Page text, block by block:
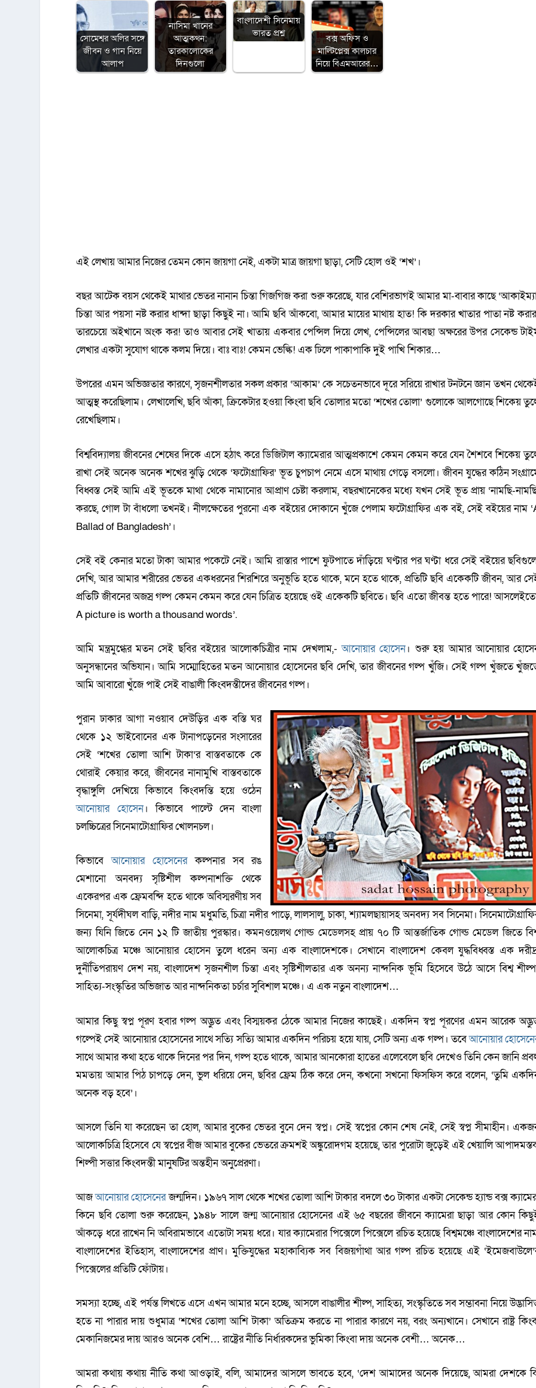
সোমেশ্বর অলির সঙ্গে
জীবন ও গান নিয়ে
আলাপ
নাসিমা খানের
আত্মকথন:
তারকালোকের
দিনগুলো
বাংলাদেশী সিনেমায়
ভারত প্রশ্ন
বক্স অফিস ও
মাল্টিপ্লেক্স কালচার
নিয়ে বিএমআরের…
এই লেখায় আমার নিজের তেমন কোন জায়গা নেই, একটা মাত্র জায়গা ছাড়া, সেটি হোল ওই ‘শখ’।
বছর আটেক বয়স থেকেই মাথার ভেতর নানান চিন্তা গিজগিজ করা শুরু করেছে, যার বেশিরভাগই আমার মা-বাবার কাছে
চিন্তা আর পয়সা নষ্ট করার ধান্দা ছাড়া কিছুই না। আমি ছবি আঁকবো, আমার মায়ের মাথায় হাত! কি দরকার খাতার পাতা নষ্ট
তারচেয়ে অইখানে অংক কর! তাও আবার সেই খাতায় একবার পেন্সিল দিয়ে লেখ, পেন্সিলের আবছা অক্ষরের উপর সেকেন্ড
লেখার একটা সুযোগ থাকে কলম দিয়ে। বাঃ বাঃ! কেমন ভেল্কি! এক ঢিলে পাকাপাকি দুই পাখি শিকার…
উপরের এমন অভিজ্ঞতার কারণে, সৃজনশীলতার সকল প্রকার ‘আকাম’ কে সচেতনভাবে দূরে সরিয়ে রাখার টনটনে জ্ঞান তখন
আত্মস্থ করেছিলাম। লেখালেখি, ছবি আঁকা, ক্রিকেটার হওয়া কিংবা ছবি তোলার মতো ‘শখের তোলা’ গুলোকে আলগোছে শিকেয়
রেখেছিলাম।
বিশ্ববিদ্যালয় জীবনের শেষের দিকে এসে হঠাৎ করে ডিজিটাল ক্যামেরার আত্মপ্রকাশে কেমন কেমন করে যেন শৈশবে শিকেয়
রাখা সেই অনেক অনেক শখের ঝুড়ি থেকে ‘ফটোগ্রাফির’ ভূত চুপচাপ নেমে এসে মাথায় গেড়ে বসলো। জীবন যুদ্ধের কঠিন
বিধ্বস্ত সেই আমি এই ভূতকে মাথা থেকে নামানোর আপ্রাণ চেষ্টা করলাম, বছরখানেকের মধ্যে যখন সেই ভূত প্রায় ‘নামছি-
করছে, গোল টা বাঁধলো তখনই। নীলক্ষেতের পুরনো এক বইয়ের দোকানে খুঁজে পেলাম ফটোগ্রাফির এক বই, সেই বইয়ের নাম
Ballad of Bangladesh’।
সেই বই কেনার মতো টাকা আমার পকেটে নেই। আমি রাস্তার পাশে ফুটপাতে দাঁড়িয়ে ঘণ্টার পর ঘণ্টা ধরে সেই বইয়ের
দেখি, আর আমার শরীরের ভেতর একধরনের শিরশিরে অনুভূতি হতে থাকে, মনে হতে থাকে, প্রতিটি ছবি একেকটি জীবন, আর
প্রতিটি জীবনের অজস্র গল্প কেমন কেমন করে যেন চিত্রিত হয়েছে ওই একেকটি ছবিতে। ছবি এতো জীবন্ত হতে পারে!
A picture is worth a thousand words’.
আমি মন্ত্রমুগ্ধের মতন সেই ছবির বইয়ের আলোকচিত্রীর নাম দেখলাম,-আনোয়ার হোসেন। শুরু হয় আমার আনোয়ার
অনুসন্ধানের অভিযান। আমি সম্মোহিতের মতন আনোয়ার হোসেনের ছবি দেখি, তার জীবনের গল্প খুঁজি। সেই গল্প খুঁজতে
আমি আবারো খুঁজে পাই সেই বাঙালী কিংবদন্তীদের জীবনের গল্প।
পুরান ঢাকার আগা নওয়াব দেউড়ির এক বস্তি ঘর
থেকে ১২ ভাইবোনের এক টানাপড়েনের সংসারের
সেই ‘শখের তোলা আশি টাকা’র বাস্তবতাকে কে
থোরাই কেয়ার করে, জীবনের নানামুখি বাস্তবতাকে
বৃদ্ধাঙ্গুলি দেখিয়ে কিভাবে কিংবদন্তি হয়ে ওঠেন
আনোয়ার হোসেন। কিভাবে পাল্টে দেন বাংলা
চলচ্চিত্রের সিনেমাটোগ্রাফির খোলনচল।
কিভাবেআনোয়ার হোসেনেরকল্পনার সব রঙ
মেশানো অনবদ্য সৃষ্টিশীল কল্পনাশক্তি থেকে
একেরপর এক ফ্রেমবন্দি হতে থাকে অবিস্মরণীয় সব
সিনেমা, সূর্যদীঘল বাড়ি, নদীর নাম মধুমতি, চিত্রা নদীর পাড়ে, লালসালু, চাকা, শ্যামলছায়াসহ অনবদ্য সব সিনেমা।
জন্য যিনি জিতে নেন ১২ টি জাতীয় পুরস্কার। কমনওয়েলথ গোল্ড মেডেলসহ প্রায় ৭০ টি আন্তর্জাতিক গোল্ড মেডেল জিতে
আলোকচিত্র মঞ্চে আনোয়ার হোসেন তুলে ধরেন অন্য এক বাংলাদেশকে। সেখানে বাংলাদেশ কেবল যুদ্ধবিধ্বস্ত এক
দুর্নীতিপরায়ণ দেশ নয়, বাংলাদেশ সৃজনশীল চিন্তা এবং সৃষ্টিশীলতার এক অনন্য নান্দনিক ভূমি হিসেবে উঠে আসে বিশ্ব
সাহিত্য-সংস্কৃতির অভিজাত আর নান্দনিকতা চর্চার সুবিশাল মঞ্চে। এ এক নতুন বাংলাদেশ…
আমার কিছু স্বপ্ন পূরণ হবার গল্প অদ্ভুত এবং বিস্ময়কর ঠেকে আমার নিজের কাছেই। একদিন স্বপ্ন পূরণের এমন আরেক
গল্পেই সেই আনোয়ার হোসেনের সাথে সত্যি সত্যি আমার একদিন পরিচয় হয়ে যায়, সেটি অন্য এক গল্প। তবেআনোয়ার
সাথে আমার কথা হতে থাকে দিনের পর দিন, গল্প হতে থাকে, আমার আনকোরা হাতের এলেবেলে ছবি দেখেও তিনি কেন জানি
মমতায় আমার পিঠ চাপড়ে দেন, ভুল ধরিয়ে দেন, ছবির ফ্রেম ঠিক করে দেন, কখনো সখনো ফিসফিস করে বলেন, ‘তুমি
অনেক বড় হবে’।
আসলে তিনি যা করেছেন তা হোল, আমার বুকের ভেতর বুনে দেন স্বপ্ন। সেই স্বপ্নের কোন শেষ নেই, সেই স্বপ্ন সীমাহীন।
আলোকচিত্রি হিসেবে যে স্বপ্নের বীজ আমার বুকের ভেতরে ক্রমশই অঙ্কুরোদগম হয়েছে, তার পুরোটা জুড়েই এই খেয়ালি
শিল্পী সত্তার কিংবদন্তী মানুষটির অন্তহীন অনুপ্রেরণা।
আজআনোয়ার হোসেনেরজন্মদিন। ১৯৬৭ সাল থেকে শখের তোলা আশি টাকার বদলে ৩০ টাকার একটা সেকেন্ড হ্যান্ড বক্স
কিনে ছবি তোলা শুরু করেছেন, ১৯৪৮ সালে জন্ম আনোয়ার হোসেনের এই ৬৫ বছরের জীবনে ক্যামেরা ছাড়া আর কোন
আঁকড়ে ধরে রাখেন নি অবিরামভাবে এতোটা সময় ধরে। যার ক্যামেরার পিক্সেলে পিক্সেলে রচিত হয়েছে বিশ্বমঞ্চে বাংলাদেশের
বাংলাদেশের ইতিহাস, বাংলাদেশের প্রাণ। মুক্তিযুদ্ধের মহাকাব্যিক সব বিজয়গাঁথা আর গল্প রচিত হয়েছে এই
পিক্সেলের প্রতিটি ফোঁটায়।
সমস্যা হচ্ছে, এই পর্যন্ত লিখতে এসে এখন আমার মনে হচ্ছে, আসলে বাঙালীর শীল্প, সাহিত্য, সংস্কৃতিতে সব সম্ভাবনা নিয়ে
হতে না পারার দায় শুধুমাত্র ‘শখের তোলা আশি টাকা’ অতিক্রম করতে না পারার কারণে নয়, বরং অন্যখানে। সেখানে রাষ্ট্র
মেকানিজমের দায় আরও অনেক বেশি… রাষ্ট্রের নীতি নির্ধারকদের ভুমিকা কিংবা দায় অনেক বেশী… অনেক…
আমরা কথায় কথায় নীতি কথা আওড়াই, বলি, আমাদের আসলে ভাবতে হবে, ‘দেশ আমাদের অনেক দিয়েছে, আমরা দেশকে